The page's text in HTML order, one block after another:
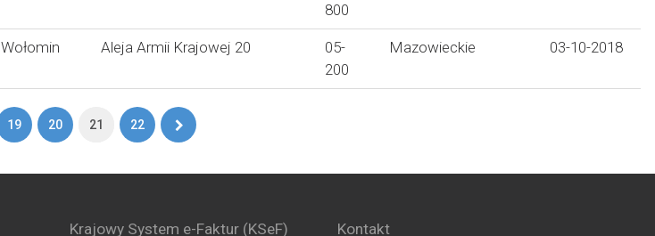
800
Wołomin Aleja Armii Krajowej 20
05-
200
Mazowieckie 03-10-2018
19 20 21 22 Ostatnia
Krajowy System e-Faktur (KSeF) Kontakt